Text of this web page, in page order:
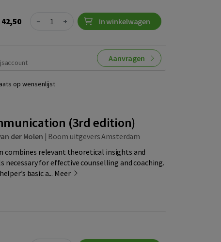
42,50 Quantity
− + In winkelwagen
Aanvragen
op wensenlijst
(3rd edition)
der Molen | Boom uitgevers Amsterdam
combines relevant theoretical insights and
for effective counselling and coaching.
basic a... Meer